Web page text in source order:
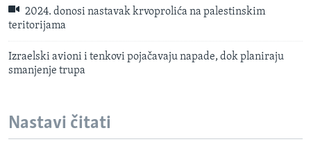
2024. donosi nastavak krvoprolića na palestinskim
teritorijama
Izraelski avioni i tenkovi pojačavaju napade, dok planiraju
smanjenje trupa
Nastavi čitati